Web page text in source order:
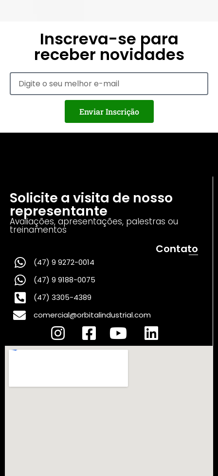
Inscreva-se para
receber novidades
Enviar Inscrição
Solicite a visita de nosso
representante
Avaliações, apresentações, palestras ou
treinamentos
Contato
(47) 9 9272-0014
(47) 9 9188-0075
(47) 3305-4389
comercial@orbitalindustrial.com